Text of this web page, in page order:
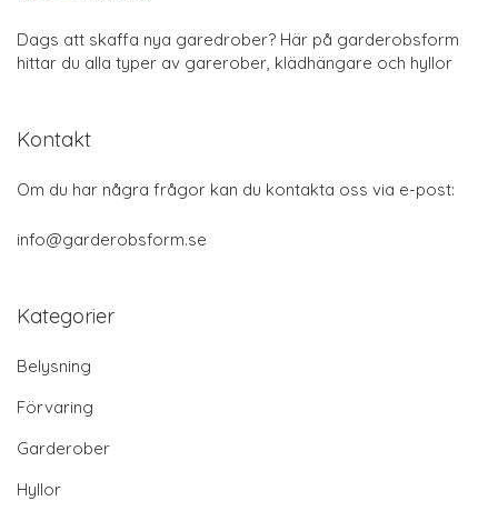
Dags att skaffa nya garedrober? Här på garderobsform
hittar du alla typer av garerober, klädhängare och hyllor
Kontakt
Om du har några frågor kan du kontakta oss via e-post:
info@garderobsform.se
Kategorier
Belysning
Förvaring
Garderober
Hyllor